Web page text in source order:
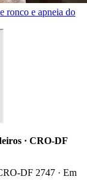
ronco e apneia do
· CRO-DF
DF 2747 · Em